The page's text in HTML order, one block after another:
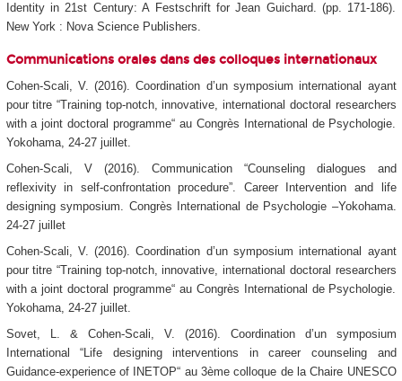
Identity in 21st Century: A Festschrift for Jean Guichard. (pp. 171-186).
New York : Nova Science Publishers.
Communications orales dans des colloques internationaux
Cohen-Scali, V. (2016). Coordination d’un symposium international ayant
pour titre “Training top-notch, innovative, international doctoral researchers
with a joint doctoral programme“ au Congrès International de Psychologie.
Yokohama, 24-27 juillet.
Cohen-Scali, V (2016). Communication “Counseling dialogues and
reflexivity in self-confrontation procedure”. Career Intervention and life
designing symposium. Congrès International de Psychologie –Yokohama.
24-27 juillet
Cohen-Scali, V. (2016). Coordination d’un symposium international ayant
pour titre “Training top-notch, innovative, international doctoral researchers
with a joint doctoral programme“ au Congrès International de Psychologie.
Yokohama, 24-27 juillet.
Sovet, L. & Cohen-Scali, V. (2016). Coordination d’un symposium
International “Life designing interventions in career counseling and
Guidance-experience of INETOP“ au 3ème colloque de la Chaire UNESCO